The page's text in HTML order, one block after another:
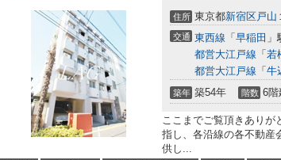
住所 東京都新宿区戸山
交通 東西線 「 早稲田
都営大江戸線 「 若
都営大江戸線 「 牛
築年 築54年 階数 6階
ここまでご覧頂きありが
指し、各沿線の各不動産
供し...